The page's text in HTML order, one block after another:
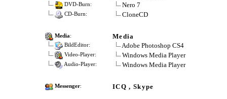
DVD-Burn: Nero 7
CD-Burn: CloneCD
Media: Media
BildEditor: Adobe Photoshop CS4
Video-Player: Windows Media Player
Audio-Player: Windows Media Player
Messenger: ICQ , Skype